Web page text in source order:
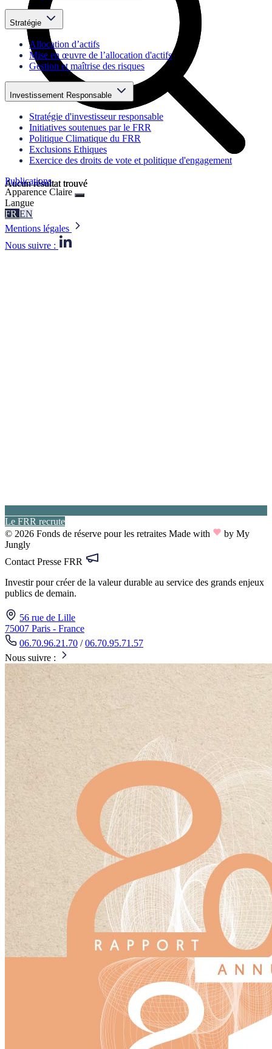
Aucun résultat trouvé
Aucun résultat trouvé
Stratégie
Allocation d’actifs
Mise en œuvre de l’allocation d'actifs
Gestion et maîtrise des risques
Investissement Responsable
Stratégie d'investisseur responsable
Initiatives soutenues par le FRR
Politique Climatique du FRR
Exclusions Ethiques
Exercice des droits de vote et politique d'engagement
Publications
Apparence Claire
Langue
FR EN
Mentions légales
Nous suivre :
Le FRR recrute
© 2026 Fonds de réserve pour les retraites Made with
by My
Jungly
Contact Presse FRR
Investir pour créer de la valeur durable au service des grands enjeux
publics de demain.
56 rue de Lille
75007 Paris - France
06.70.96.21.70 /06.70.95.71.57
Nous suivre :